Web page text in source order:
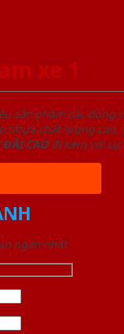
xe 1
sản phẩm các dòng
chất lượng
ĐÃI CAOđi kèm với sự
ngắn nhất